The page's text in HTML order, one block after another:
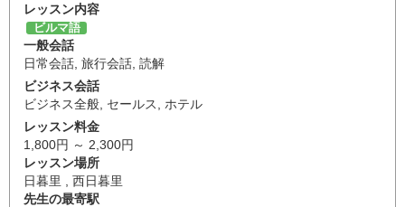
レッスン内容
ビルマ語
一般会話
日常会話 旅行会話 読解
ビジネス会話
ビジネス全般 セールス
ホテル
レッスン料金
1,800円 ～ 2,300円
レッスン場所
日暮里 , 西日暮里
先生の最寄駅